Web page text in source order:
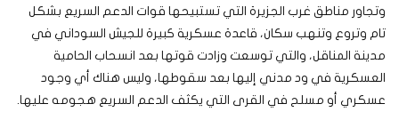
وتجاور مناطق غرب الجزيرة التي تستبيحها قوات الدعم السريع بشكل
تام وتروع وتنهب سكان، قاعدة عسكرية كبيرة للجيش السوداني في
مدينة المناقل، والتي توسعت وزادت قوتها بعد انسحاب الحامية
العسكرية في ود مدني إليها بعد سقوطها، وليس هناك أي وجود
عسكري أو مسلح في القرى التي يكثف الدعم السريع هجومه عليها.